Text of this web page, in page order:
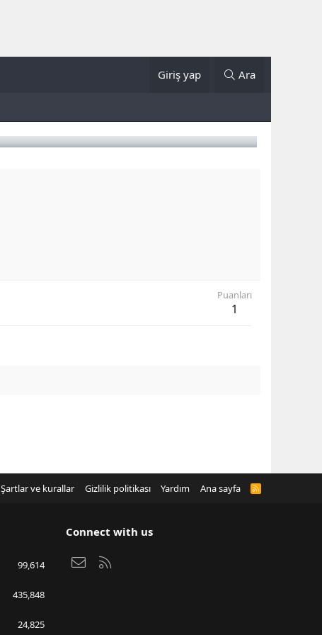
Giriş yap Ara
Puanları
1
Şartlar ve kurallar Gizlilik politikası Yardım Ana sayfa
R
99,614
435,848
24,825
Connect with us
Bize ulaşın